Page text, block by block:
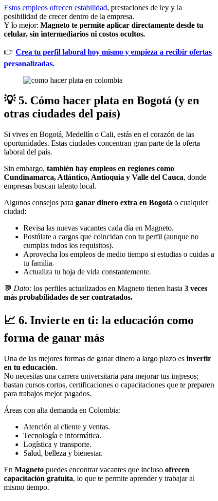
Estos empleos ofrecen estabilidad, prestaciones de ley y la
posibilidad de crecer dentro de la empresa.
Y lo mejor: Magneto te permite aplicar directamente desde tu
celular, sin intermediarios ni costos ocultos.
👉 Crea tu perfil laboral hoy mismo y empieza a recibir ofertas
personalizadas.
💡 5. Cómo hacer plata en Bogotá (y en
otras ciudades del país)
Si vives en Bogotá, Medellín o Cali, estás en el corazón de las
oportunidades. Estas ciudades concentran gran parte de la oferta
laboral del país.
Sin embargo, también hay empleos en regiones como
Cundinamarca, Atlántico, Antioquia y Valle del Cauca, donde
empresas buscan talento local.
Algunos consejos para ganar dinero extra en Bogotá o cualquier
ciudad:
Revisa las nuevas vacantes cada día en Magneto.
Postúlate a cargos que coincidan con tu perfil (aunque no
cumplas todos los requisitos).
Aprovecha los empleos de medio tiempo si estudias o cuidas a
tu familia.
Actualiza tu hoja de vida constantemente.
💬 Dato: los perfiles actualizados en Magneto tienen hasta 3 veces
más probabilidades de ser contratados.
📈 6. Invierte en ti: la educación como
forma de ganar más
Una de las mejores formas de ganar dinero a largo plazo es invertir
en tu educación.
No necesitas una carrera universitaria para mejorar tus ingresos;
bastan cursos cortos, certificaciones o capacitaciones que te preparen
para trabajos mejor pagados.
Áreas con alta demanda en Colombia:
Atención al cliente y ventas.
Tecnología e informática.
Logística y transporte.
Salud, belleza y bienestar.
En Magneto puedes encontrar vacantes que incluso ofrecen
capacitación gratuita, lo que te permite aprender y trabajar al
mismo tiempo.